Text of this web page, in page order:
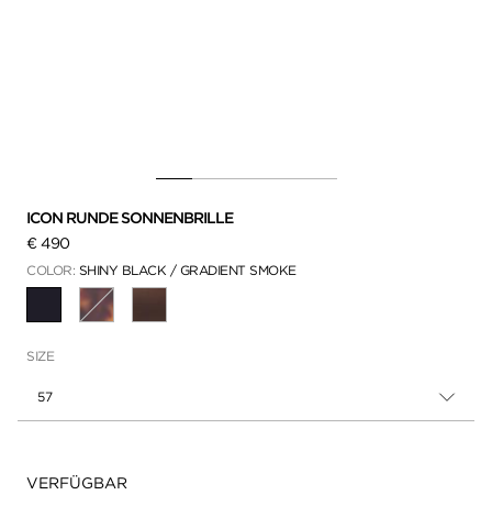
ICON RUNDE SONNENBRILLE
€ 490
COLOR: SHINY BLACK / GRADIENT SMOKE
AUSGEWÄHLT
SIZE
57
Verfügbarkeit:
VERFÜGBAR